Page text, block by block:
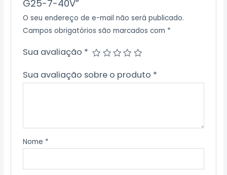
G25-7-40V”
O seu endereço de e-mail não será publicado.
Campos obrigatórios são marcados com *
Sua avaliação *
Sua avaliação sobre o produto *
Nome *